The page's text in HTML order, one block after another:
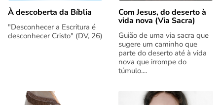
À descoberta da Bíblia
"Desconhecer a Escritura é
desconhecer Cristo" (DV, 26)
Com Jesus, do deserto à
vida nova (Via Sacra)
Guião de uma via sacra que
sugere um caminho que
parte do deserto até à vida
nova que irrompe do
túmulo....